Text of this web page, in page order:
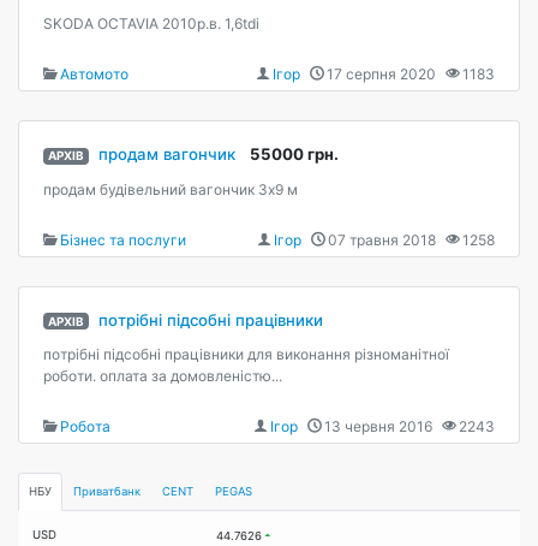
SKODA OCTAVIA 2010р.в. 1,6tdi
Автомото 1183
17 серпня 2020
Ігор
АРХІВ продам вагончик 55000 грн.
продам будівельний вагончик 3x9 м
Бізнес та послуги 1258
07 травня 2018
Ігор
АРХІВ потрібні підсобні працівники
потрібні підсобні працівники для виконання різноманітної
роботи. оплата за домовленістю...
Робота 2243
13 червня 2016
Ігор
НБУ Приватбанк CENT PEGAS
USD 44.7626